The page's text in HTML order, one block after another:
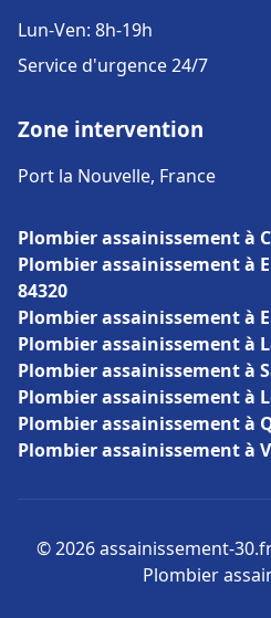
Lun-Ven: 8h-19h
Service d'urgence 24/7
Zone intervention
Port la Nouvelle, France
Plombier assainissement à
Plombier assainissement à
84320
Plombier assainissement à
Plombier assainissement à
Plombier assainissement à
Plombier assainissement à
Plombier assainissement à
Plombier assainissement à
© 2026 assainissement-
Plombier